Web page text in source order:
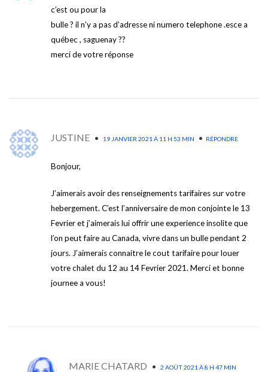
c’est ou pour la
bulle ? il n’y a pas d’adresse ni numero telephone .esce a
québec , saguenay ??
merci de votre réponse
JUSTINE • 19 JANVIER 2021 À 11 H 53 MIN • RÉPONDRE
Bonjour,
J’aimerais avoir des renseignements tarifaires sur votre
hebergement. C’est l’anniversaire de mon conjointe le 13
Fevrier et j’aimerais lui offrir une experience insolite que
l’on peut faire au Canada, vivre dans un bulle pendant 2
jours. J’aimerais connaitre le cout tarifaire pour louer
votre chalet du 12 au 14 Fevrier 2021. Merci et bonne
journee a vous!
MARIE CHATARD • 2 AOÛT 2021 À 8 H 47 MIN